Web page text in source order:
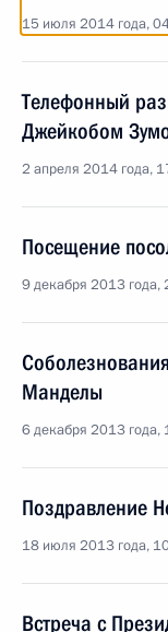
15 июля 2014 года,
Телефонный
Джейкобом
2 апреля 2014 года,
Посещение
9 декабря 2013 года,
Манделы
6 декабря 2013 года,
Поздравление
18 июля 2013 года,
Встреча с